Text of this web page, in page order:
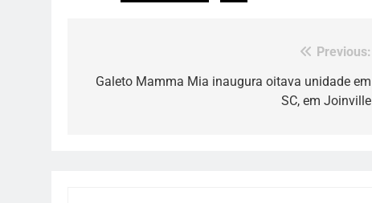
de
Previous:
Galeto Mamma Mia inaugura oitava unidade em
SC, em Joinville